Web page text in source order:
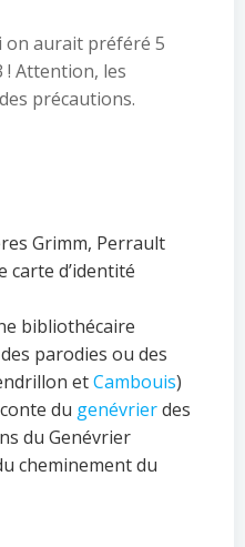
on aurait préféré 5
! Attention, les
précautions.
Grimm, Perrault
carte d’identité
bibliothécaire
parodies ou des
etCambouis)
du genévrierdes
du Genévrier
cheminement du